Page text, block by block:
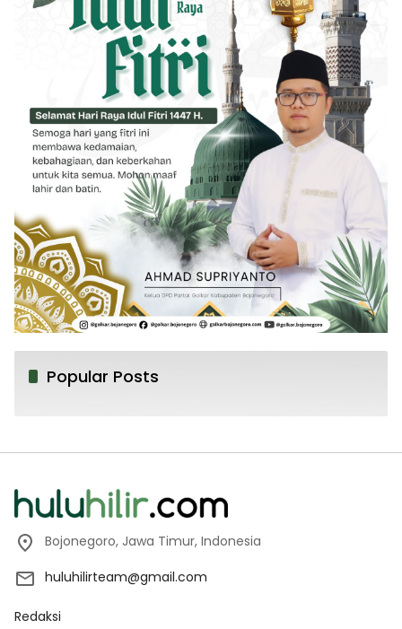
Popular Posts
Bojonegoro, Jawa Timur, Indonesia
huluhilirteam@gmail.com
Redaksi